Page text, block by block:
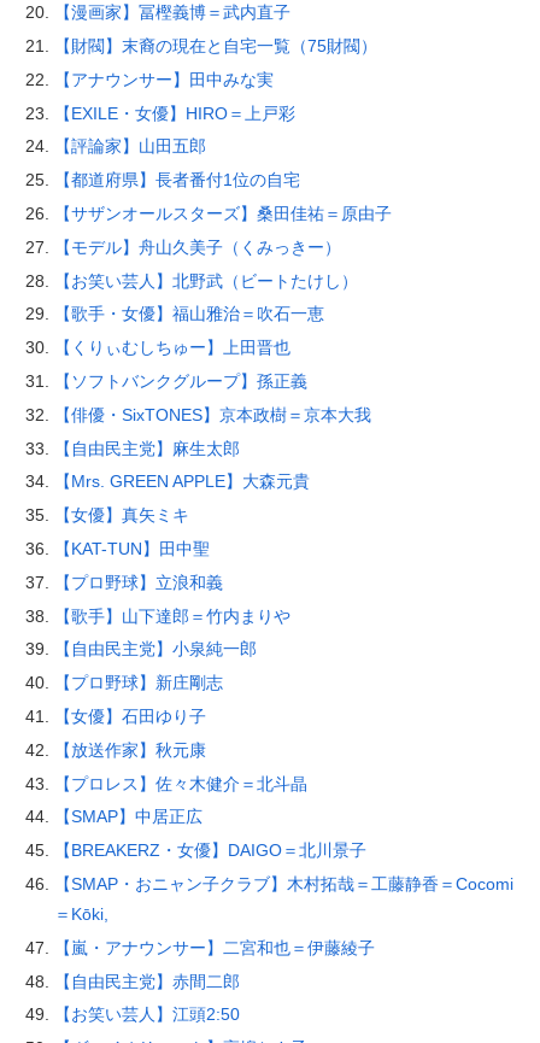
【漫画家】冨樫義博＝武内直子
【財閥】末裔の現在と自宅一覧（75財閥）
【アナウンサー】田中みな実
【EXILE・女優】HIRO＝上戸彩
【評論家】山田五郎
【都道府県】長者番付1位の自宅
【サザンオールスターズ】桑田佳祐＝原由子
【モデル】舟山久美子（くみっきー）
【お笑い芸人】北野武（ビートたけし）
【歌手・女優】福山雅治＝吹石一恵
【くりぃむしちゅー】上田晋也
【ソフトバンクグループ】孫正義
【俳優・SixTONES】京本政樹＝京本大我
【自由民主党】麻生太郎
【Mrs. GREEN APPLE】大森元貴
【女優】真矢ミキ
【KAT-TUN】田中聖
【プロ野球】立浪和義
【歌手】山下達郎＝竹内まりや
【自由民主党】小泉純一郎
【プロ野球】新庄剛志
【女優】石田ゆり子
【放送作家】秋元康
【プロレス】佐々木健介＝北斗晶
【SMAP】中居正広
【BREAKERZ・女優】DAIGO＝北川景子
【SMAP・おニャン子クラブ】木村拓哉＝工藤静香＝Cocomi
＝Kōki,
【嵐・アナウンサー】二宮和也＝伊藤綾子
【自由民主党】赤間二郎
【お笑い芸人】江頭2:50